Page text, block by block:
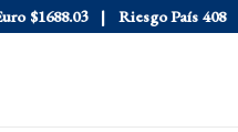
$1688.03 Riesgo País 408